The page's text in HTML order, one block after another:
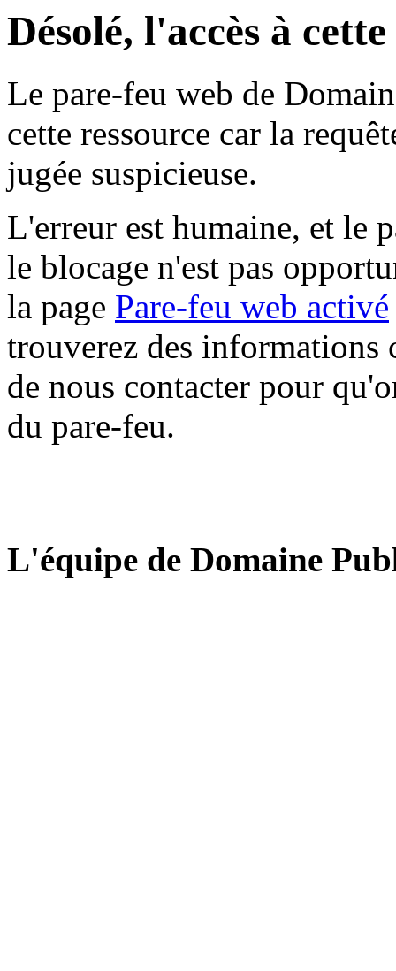
Désolé, l'accès à
Le pare-feu web de
cette ressource car la
jugée suspicieuse.
L'erreur est humaine, et le
le blocage n'est pas
la page Pare-feu web activé
trouverez des informations
de nous contacter pour
du pare-feu.
L'équipe de Domaine